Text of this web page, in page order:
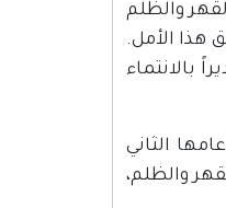
والظلم
هذا الأمل.
بالانتماء
الثاني
والظلم،